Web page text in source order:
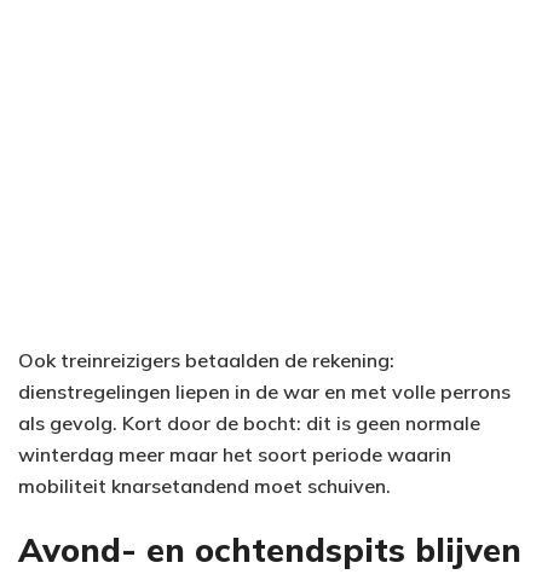
Ook treinreizigers betaalden de rekening:
dienstregelingen liepen in de war en met volle perrons
als gevolg. Kort door de bocht: dit is geen normale
winterdag meer maar het soort periode waarin
mobiliteit knarsetandend moet schuiven.
Avond- en ochtendspits blijven